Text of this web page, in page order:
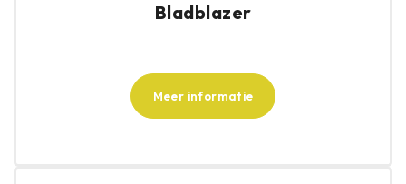
Bladblazer
Meer informatie